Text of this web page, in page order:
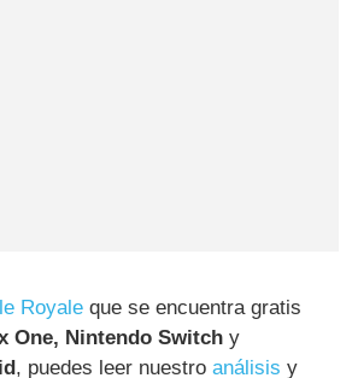
Royale que se encuentra gratis
One, Nintendo Switch y
, puedes leer nuestroanálisis y